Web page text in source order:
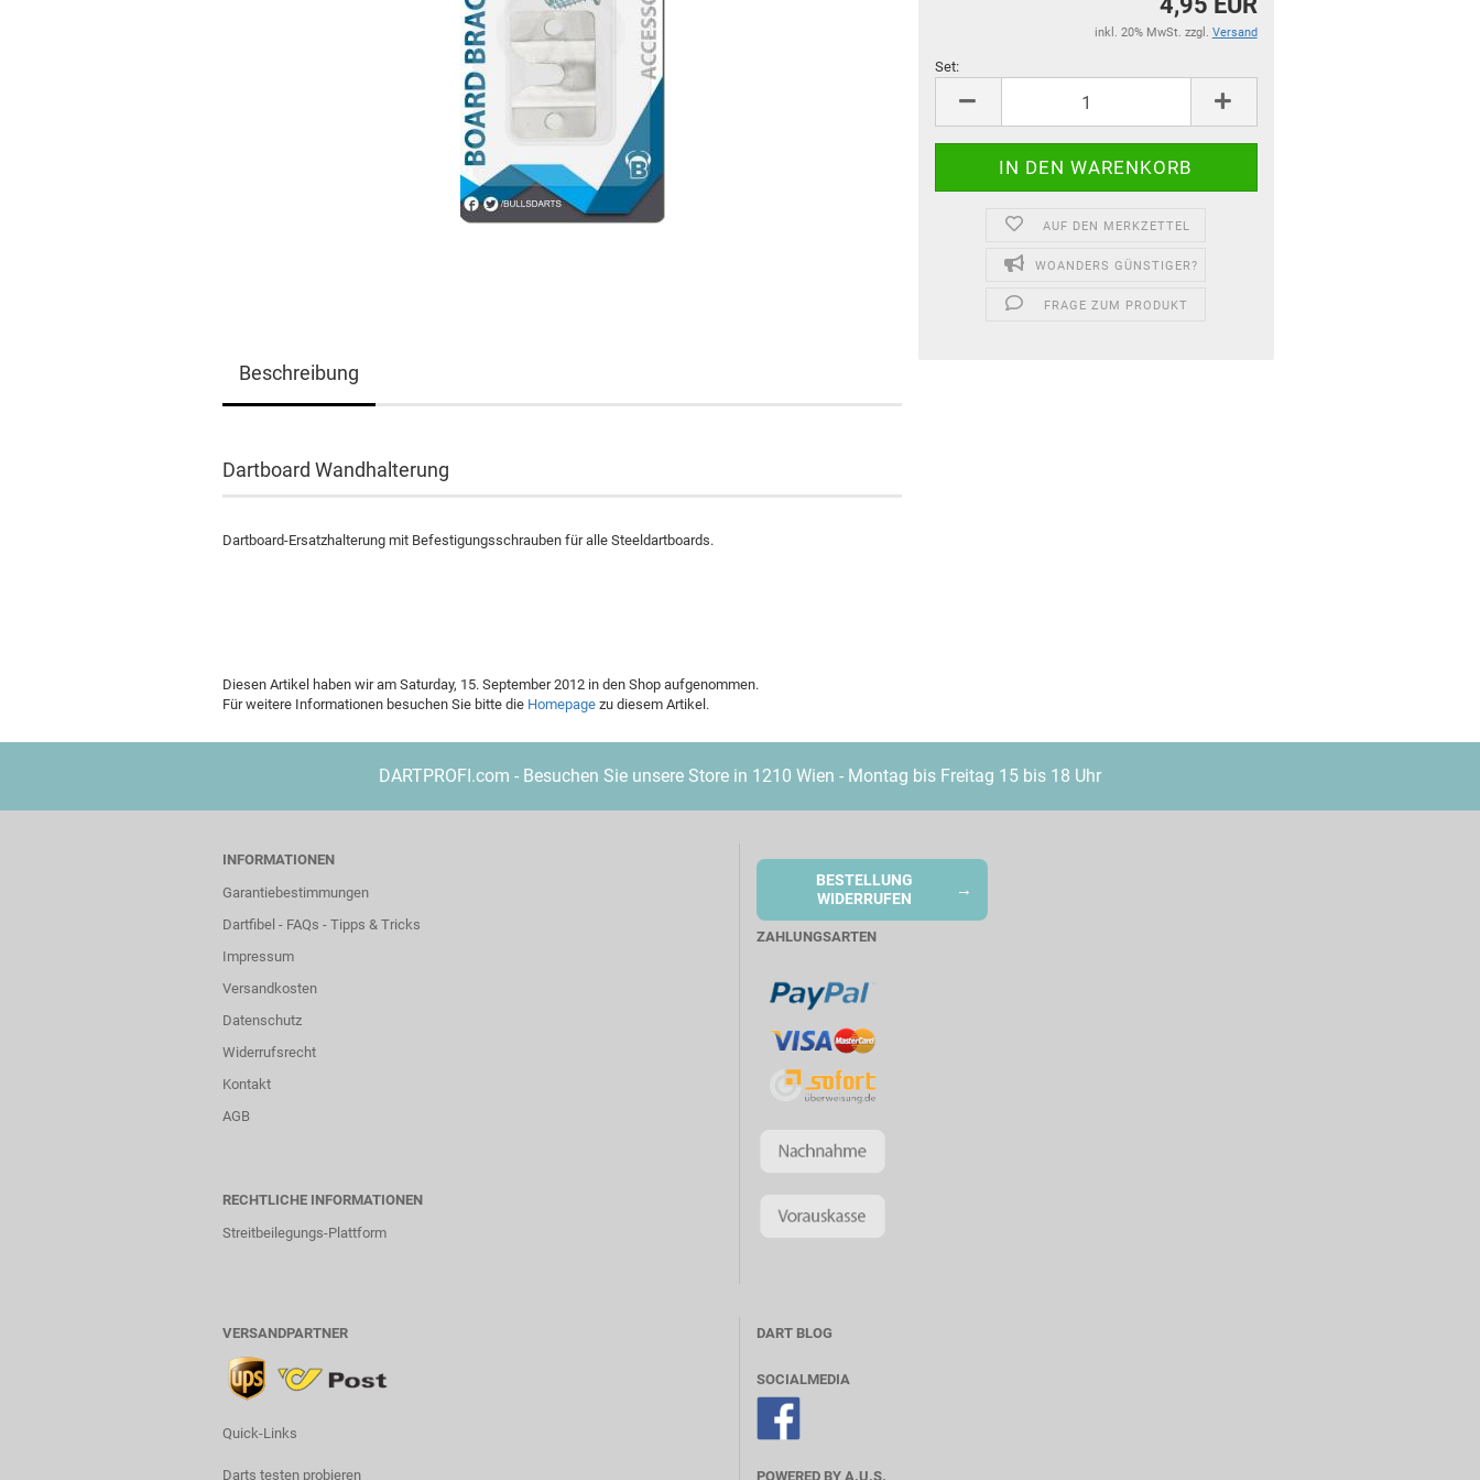
Flight Marke "Cosmo Fit
Flight"
Sonderformen
Flight Großpackungen
Flight Marke "8 Flight"
Flight Marke "Pentathlon"
L-Style Accessoires
Novomatic
Poster
inkl. 20% MwSt. zzgl. Versand
Set:
AUF DEN MERKZETTEL
WOANDERS GÜNSTIGER?
FRAGE ZUM PRODUKT
Beschreibung
Dartboard Wandhalterung
Dartboard-Ersatzhalterung mit Befestigungsschrauben für alle Steeldartboards.
Diesen Artikel haben wir am Saturday, 15. September 2012 in den Shop aufgenommen.
Für weitere Informationen besuchen Sie bitte die Homepage zu diesem Artikel.
DARTPROFI.com - Besuchen Sie unsere Store in 1210 Wien - Montag bis Freitag 15 bis 18 Uhr
INFORMATIONEN
Garantiebestimmungen
Dartfibel - FAQs - Tipps & Tricks
Impressum
Versandkosten
Datenschutz
Widerrufsrecht
Kontakt
AGB
RECHTLICHE INFORMATIONEN
Streitbeilegungs-Plattform
BESTELLUNG
WIDERRUFEN
→
ZAHLUNGSARTEN
VERSANDPARTNER
Quick-Links
Darts testen probieren
DART BLOG
SOCIALMEDIA
POWERED BY A.U.S.